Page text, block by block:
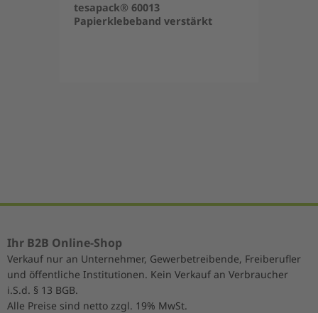
tesapack® 60013
Papierklebeband verstärkt
Ihr B2B Online-Shop
Verkauf nur an Unternehmer, Gewerbetreibende, Freiberufler
und öffentliche Institutionen. Kein Verkauf an Verbraucher
i.S.d. § 13 BGB.
Alle Preise sind netto zzgl. 19% MwSt.